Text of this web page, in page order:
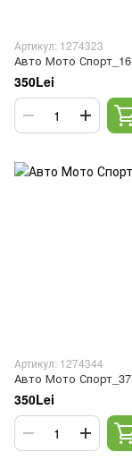
Артикул: 1274323
Авто Мото Спорт_16
350Lei
Артикул: 1274344
Авто Мото Спорт_37
350Lei